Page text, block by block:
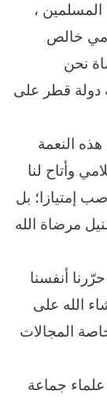
المسلمين ،
خالص.
نحن
دولة قطر على
النعمة
وأتاح لنا
إمتيازا؛ بل
مرضاة الله
أنفسنا
الله على
المجالات
جماعة